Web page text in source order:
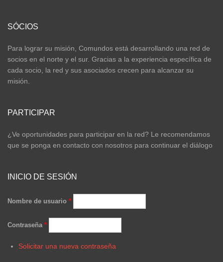
SÓCIOS
Para lograr su misión, Comundos está desarrollando una red de
socios en el norte y el sur. Gracias a la experiencia específica de
cada socio, la red y sus asociados crecen para alcanzar su
misión.
PARTICIPAR
¿Ve oportunidades para participar en la red? Le recomendamos
que se ponga en contacto con nosotros para continuar el diálogo
INICIO DE SESIÓN
Nombre de usuario *
Contraseña *
Solicitar una nueva contraseña